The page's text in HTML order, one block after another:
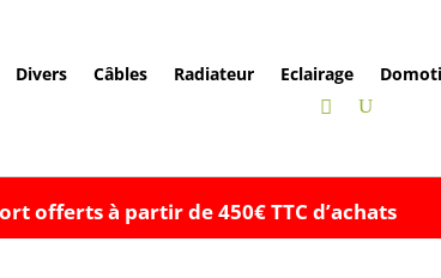
Divers Câbles Radiateur Eclairage
offerts à partir de 450€ TTC d’achats